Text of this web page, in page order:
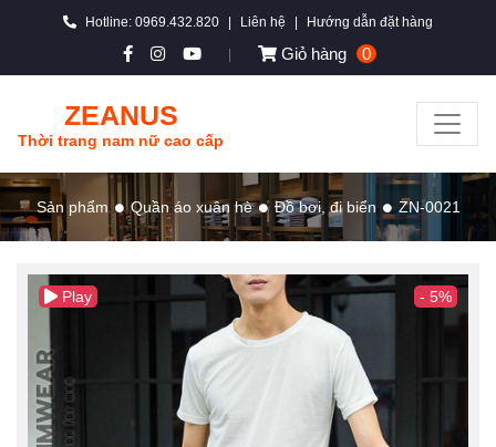
Hotline: 0969.432.820 Liên hệ Hướng dẫn đặt hàng
Giỏ hàng 0
ZEANUS
Thời trang nam nữ cao cấp
Sản phẩm Quần áo xuân hè Đồ bơi, đi biển ZN-0021
- 5%
Play